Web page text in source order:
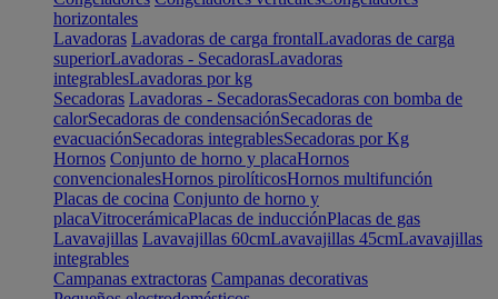
horizontales
Lavadoras Lavadoras de carga frontalLavadoras de carga
superiorLavadoras - SecadorasLavadoras
integrablesLavadoras por kg
Secadoras Lavadoras - SecadorasSecadoras con bomba de
calorSecadoras de condensaciónSecadoras de
evacuaciónSecadoras integrablesSecadoras por Kg
Hornos Conjunto de horno y placaHornos
convencionalesHornos pirolíticosHornos multifunción
Placas de cocina Conjunto de horno y
placaVitrocerámicaPlacas de inducciónPlacas de gas
Lavavajillas Lavavajillas 60cmLavavajillas 45cmLavavajillas
integrables
Campanas extractoras Campanas decorativas